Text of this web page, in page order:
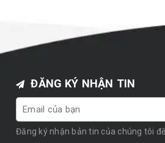
ĐĂNG KÝ NHẬN TIN
Đăng ký nhận bản tin của chúng tôi